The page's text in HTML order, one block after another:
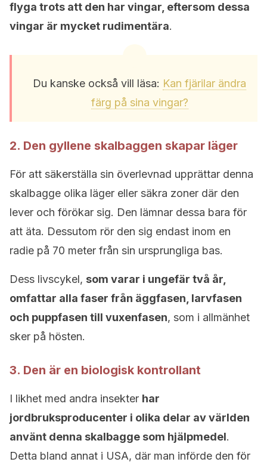
flyga trots att den har vingar, eftersom dessa
vingar är mycket rudimentära.
Du kanske också vill läsa: Kan fjärilar ändra
färg på sina vingar?
2. Den gyllene skalbaggen skapar läger
För att säkerställa sin överlevnad upprättar denna
skalbagge olika läger eller säkra zoner där den
lever och förökar sig. Den lämnar dessa bara för
att äta. Dessutom rör den sig endast inom en
radie på 70 meter från sin ursprungliga bas.
Dess livscykel, som varar i ungefär två år,
omfattar alla faser från äggfasen, larvfasen
och puppfasen till vuxenfasen, som i allmänhet
sker på hösten.
3. Den är en biologisk kontrollant
I likhet med andra insekter har
jordbruksproducenter i olika delar av världen
använt denna skalbagge som hjälpmedel.
Detta bland annat i USA, där man införde den för